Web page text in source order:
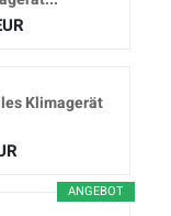
Klimagerät
ANGEBOT